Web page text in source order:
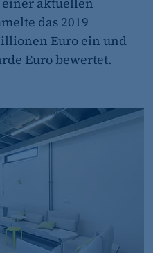
von Benutzer-
bei Caching zur
ausgewählten
das 2019
Euro ein und
Euro bewertet.
Wachstum im ersten